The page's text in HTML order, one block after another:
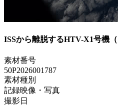
ISSから離脱するHTV-X1号機（
素材番号
50P2026001787
素材種別
記録映像・写真
撮影日